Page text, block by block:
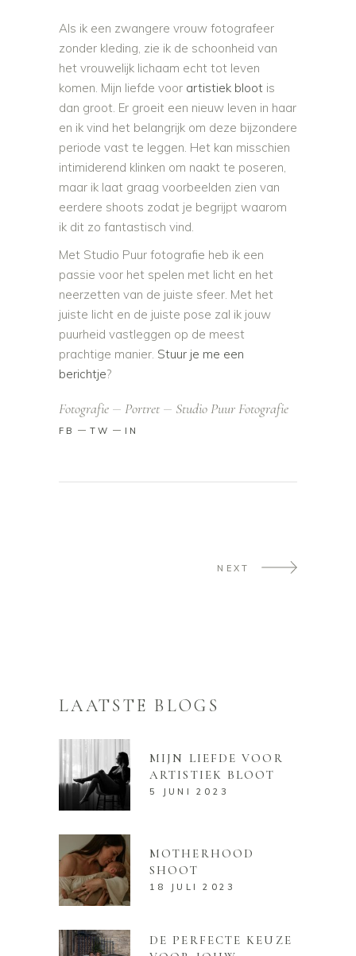
Als ik een zwangere vrouw fotografeer
zonder kleding, zie ik de schoonheid van
het vrouwelijk lichaam echt tot leven
komen. Mijn liefde voor artistiek bloot is
dan groot. Er groeit een nieuw leven in haar
en ik vind het belangrijk om deze bijzondere
periode vast te leggen. Het kan misschien
intimiderend klinken om naakt te poseren,
maar ik laat graag voorbeelden zien van
eerdere shoots zodat je begrijpt waarom
ik dit zo fantastisch vind.
Met Studio Puur fotografie heb ik een
passie voor het spelen met licht en het
neerzetten van de juiste sfeer. Met het
juiste licht en de juiste pose zal ik jouw
puurheid vastleggen op de meest
prachtige manier. Stuur je me een
berichtje?
Fotografie Portret Studio Puur Fotografie
FB TW IN
NEXT
LAATSTE BLOGS
MIJN LIEFDE VOOR
ARTISTIEK BLOOT
5 JUNI 2023
MOTHERHOOD
SHOOT
18 JULI 2023
DE PERFECTE KEUZE